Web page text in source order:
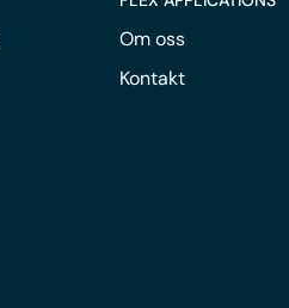
Om oss
Kontakt